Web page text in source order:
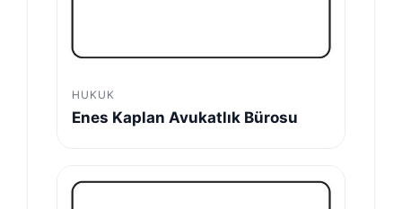
HUKUK
Enes Kaplan Avukatlık Bürosu